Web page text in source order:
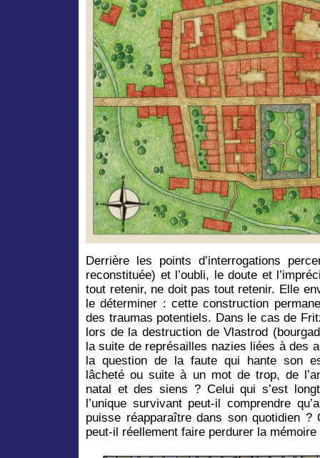
Derrière les points d’interrogations
reconstituée) et l’oubli, le doute et
tout retenir, ne doit pas tout retenir. Elle
le déterminer : cette construction
des traumas potentiels. Dans le cas de
lors de la destruction de Vlastrod
la suite de représailles nazies liées à des
la question de la faute qui hante son
lâcheté ou suite à un mot de trop, de
natal et des siens ? Celui qui s’est
l’unique survivant peut-il comprendre
puisse réapparaître dans son quotidien
peut-il réellement faire perdurer la